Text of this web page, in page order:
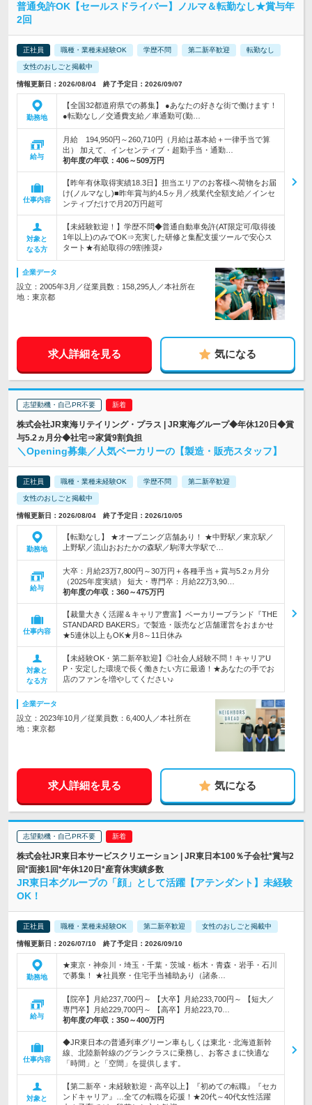
普通免許OK【セールスドライバー】ノルマ＆転勤なし★賞与年
2回
正社員 職種・業種未経験OK 学歴不問 第二新卒歓迎 転勤なし
女性のおしごと掲載中
情報更新日：2026/08/04 終了予定日：2026/09/07
勤務地
【全国32都道府県での募集】 ●あなたの好きな街で働けます！
●転勤なし／交通費支給／車通勤可(勤…
給与
月給 194,950円～260,710円（月給は基本給＋一律手当で算
出） 加えて、インセンティブ・超勤手当・通勤…
初年度の年収： 406～509万円
仕事内容
【昨年有休取得実績18.3日】担当エリアのお客様へ荷物をお届
け(ノルマなし)■昨年賞与約4.5ヶ月／残業代全額支給／インセ
ンティブだけで月20万円超可
対象と
なる方
【未経験歓迎！】学歴不問◆普通自動車免許(AT限定可/取得後
1年以上)のみでOK⇒充実した研修と集配支援ツールで安心ス
タート★有給取得の9割推奨♪
企業データ
設立：2005年3月／従業員数：158,295人／本社所在
地：東京都
求人詳細を見る 気になる
志望動機・自己PR不要
株式会社JR東海リテイリング・プラス | JR東海グループ◆年休120日◆賞
与5.2ヵ月分◆社宅⇒家賃9割負担
＼Opening募集／人気ベーカリーの【製造・販売スタッフ】
正社員 職種・業種未経験OK 学歴不問 第二新卒歓迎
女性のおしごと掲載中
情報更新日：2026/08/04 終了予定日：2026/10/05
勤務地
【転勤なし】 ★オープニング店舗あり！ ★中野駅／東京駅／
上野駅／流山おおたかの森駅／駒澤大学駅で…
給与
大卒：月給23万7,800円～30万円＋各種手当＋賞与5.2ヵ月分
（2025年度実績） 短大・専門卒：月給22万3,90…
初年度の年収： 360～475万円
仕事内容
【裁量大きく活躍＆キャリア豊富】ベーカリーブランド『THE
STANDARD BAKERS』で製造・販売など店舗運営をおまかせ
★5連休以上もOK★月8～11日休み
対象と
なる方
【未経験OK・第二新卒歓迎】◎社会人経験不問！キャリアU
P・安定した環境で長く働きたい方に最適！★あなたの手でお
店のファンを増やしてください♪
企業データ
設立：2023年10月／従業員数：6,400人／本社所在
地：東京都
求人詳細を見る 気になる
志望動機・自己PR不要
株式会社JR東日本サービスクリエーション | JR東日本100％子会社*賞与2
回*面接1回*年休120日*産育休実績多数
JR東日本グループの「顔」として活躍【アテンダント】未経験
OK！
正社員 職種・業種未経験OK 第二新卒歓迎 女性のおしごと掲載中
情報更新日：2026/07/10 終了予定日：2026/09/10
勤務地
★東京・神奈川・埼玉・千葉・茨城・栃木・青森・岩手・石川
で募集！ ★社員寮・住宅手当補助あり（諸条…
給与
【院卒】月給237,700円～ 【大卒】月給233,700円～ 【短大／
専門卒】月給229,700円～ 【高卒】月給223,70…
初年度の年収： 350～400万円
仕事内容
◆JR東日本の普通列車グリーン車もしくは東北・北海道新幹
線、北陸新幹線のグランクラスに乗務し、お客さまに快適な
「時間」と「空間」を提供します。
対象と
【第二新卒・未経験歓迎・高卒以上】『初めての転職』『セカ
ンドキャリア』…全ての転職を応援！★20代～40代女性活躍